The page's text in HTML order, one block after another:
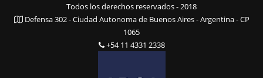
Todos los derechos reservados - 2018
Defensa 302 - Ciudad Autonoma de Buenos Aires - Argentina - CP
1065
+54 11 4331 2338